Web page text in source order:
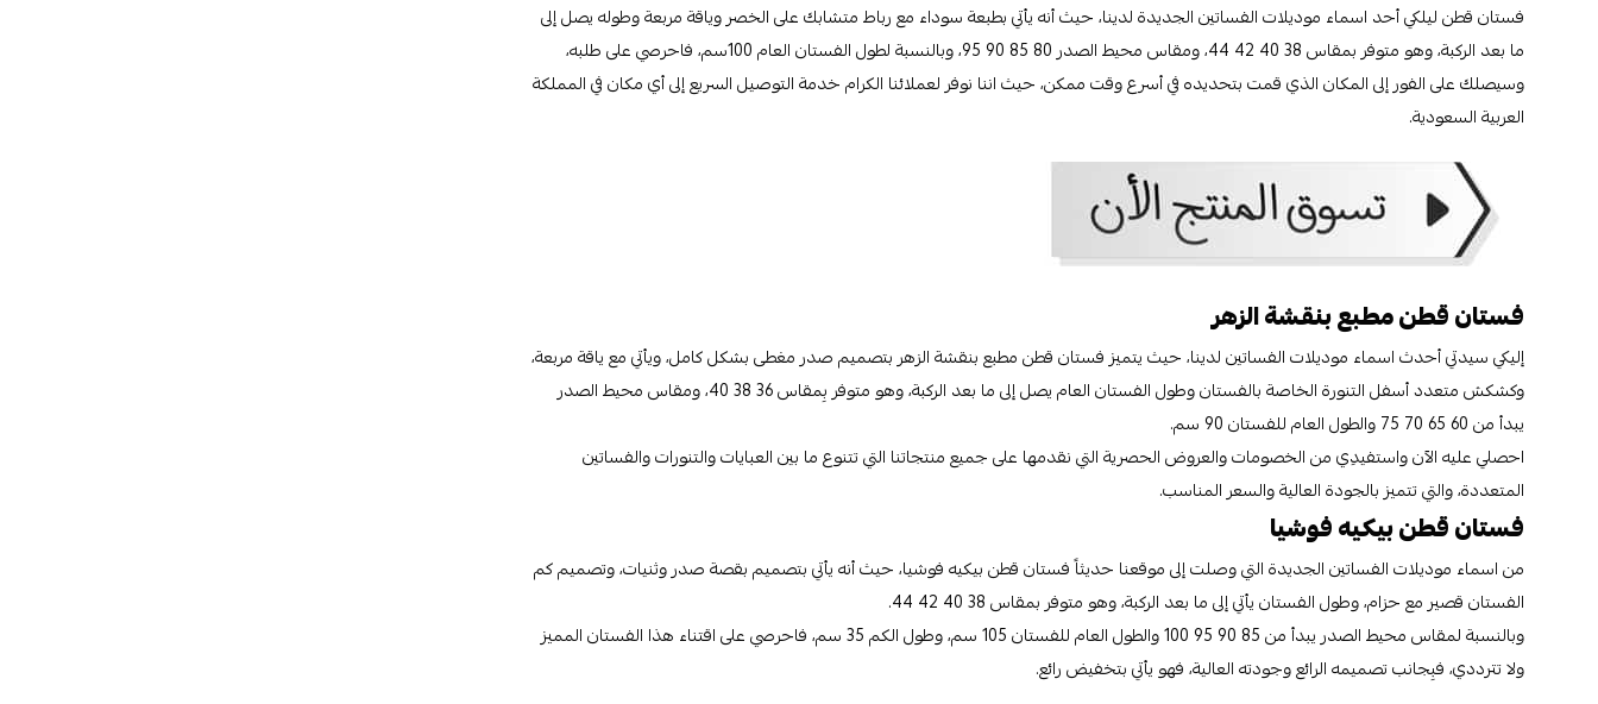
فستان قطن ليلكي أحد اسماء موديلات الفساتين الجديدة لدينا، حيث أنه يأتي بطبعة سوداء مع رباط متشابك على الخصر وياقة مربعة وطوله يصل إلى
ما بعد الركبة، وهو متوفر بمقاس 38 40 42 44، ومقاس محيط الصدر 80 85 90 95، وبالنسبة لطول الفستان العام 100سم، فاحرصي على طلبه،
وسيصلك على الفور إلى المكان الذي قمت بتحديده في أسرع وقت ممكن، حيث اننا نوفر لعملائنا الكرام خدمة التوصيل السريع إلى أي مكان في المملكة
العربية السعودية.
فستان قطن مطبع بنقشة الزهر
إليكي سيدتي أحدث اسماء موديلات الفساتين لدينا، حيث يتميز فستان قطن مطبع بنقشة الزهر بتصميم صدر مغطى بشكل كامل، ويأتي مع ياقة مربعة،
وكشكش متعدد أسفل التنورة الخاصة بالفستان وطول الفستان العام يصل إلى ما بعد الركبة، وهو متوفر بِمقاس 36 38 40، ومقاس محيط الصدر
يبدأ من 60 65 70 75 والطول العام للفستان 90 سم.
احصلي عليه الآن واستفيدِي من الخصومات والعروض الحصرية التي نقدمها على جميع منتجاتنا التي تتنوع ما بين العبايات والتنورات والفساتين
المتعددة، والتي تتميز بالجودة العالية والسعر المناسب.
فستان قطن بيكيه فوشيا
من اسماء موديلات الفساتين الجديدة التي وصلت إلى موقعنا حديثاً فستان قطن بيكيه فوشيا، حيث أنه يأتي بتصميم بقصة صدر وثنيات، وتصميم كم
الفستان قصير مع حزام، وطول الفستان يأتي إلى ما بعد الركبة، وهو متوفر بمقاس 38 40 42 44.
وبالنسبة لمقاس محيط الصدر يبدأ من 85 90 95 100 والطول العام للفستان 105 سم، وطول الكم 35 سم، فاحرصي على اقتناء هذا الفستان المميز
ولا تترددي، فبِجانب تصميمه الرائع وجودته العالية، فهو يأتي بتخفيض رائع.